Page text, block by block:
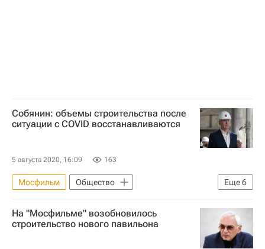
Собянин: объемы строительства после
ситуации с COVID восстанавливаются
5 августа 2020, 16:09 163
Еще6
Мосфильм
Общество
Сергей Собянин
Мосгаз
Новости - Недвижимость
На "Мосфильме" возобновилось
строительство нового павильона